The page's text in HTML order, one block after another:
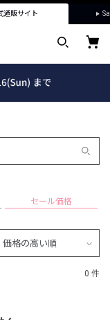
通販サイト
セール価格
価格の高い順
0 件